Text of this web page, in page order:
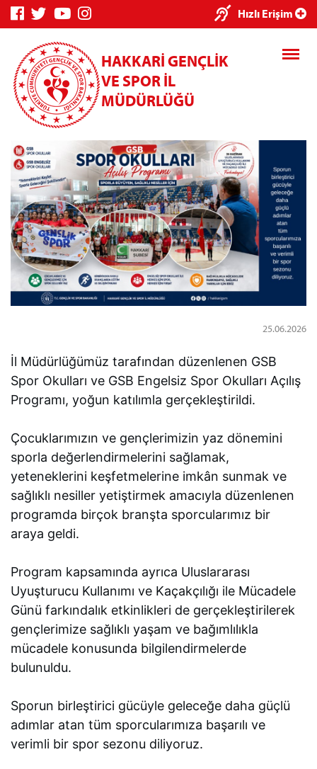
Hızlı Erişim
HAKKARİ GENÇLİK
VE SPOR İL
MÜDÜRLÜĞÜ
25.06.2026
İl Müdürlüğümüz tarafından düzenlenen GSB
Spor Okulları ve GSB Engelsiz Spor Okulları Açılış
Programı, yoğun katılımla gerçekleştirildi.
Çocuklarımızın ve gençlerimizin yaz dönemini
sporla değerlendirmelerini sağlamak,
yeteneklerini keşfetmelerine imkân sunmak ve
sağlıklı nesiller yetiştirmek amacıyla düzenlenen
programda birçok branşta sporcularımız bir
araya geldi.
Program kapsamında ayrıca Uluslararası
Uyuşturucu Kullanımı ve Kaçakçılığı ile Mücadele
Günü farkındalık etkinlikleri de gerçekleştirilerek
gençlerimize sağlıklı yaşam ve bağımlılıkla
mücadele konusunda bilgilendirmelerde
bulunuldu.
Sporun birleştirici gücüyle geleceğe daha güçlü
adımlar atan tüm sporcularımıza başarılı ve
verimli bir spor sezonu diliyoruz.
×
Genç Bilgi
Sistemi
Spor Bilgi
Sistemi
Kredi/Yurt
İşlemleri
Kredi/Yurt E-
Ödeme